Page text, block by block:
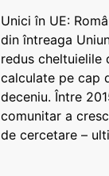
Unici în UE:
din întreaga
redus cheltuielile
calculate pe cap
deceniu. Între
comunitar a
de cercetare –